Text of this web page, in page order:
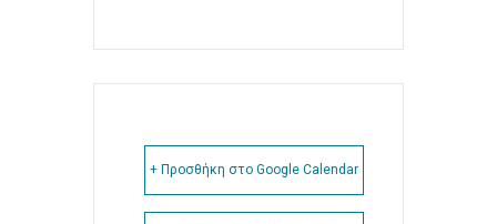
+ Προσθήκη στο Google Calendar